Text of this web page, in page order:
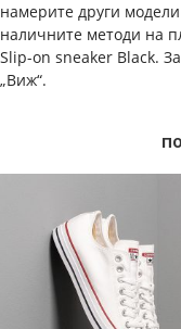
намерите други
наличните методи на
Slip-on sneaker Black.
„Виж“.